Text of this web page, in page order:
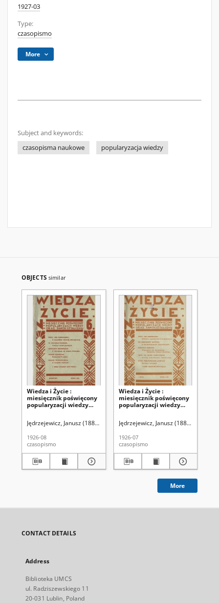
1927-03
Type:
czasopismo
More
Subject and keywords:
czasopisma naukowe
popularyzacja wiedzy
OBJECTS similar
Wiedza i Życie :
miesięcznik poświęcony
popularyzacji wiedzy
Jędrzejewicz, Janusz (1885-1951). Red.
1926-08
czasopismo
Wiedza i Życie :
miesięcznik poświęcony
popularyzacji wiedzy
Jędrzejewicz, Janusz (1885-1951).
1926-07
czasopismo
More
CONTACT DETAILS
Address
Biblioteka UMCS
ul. Radziszewskiego 11
20-031 Lublin, Poland